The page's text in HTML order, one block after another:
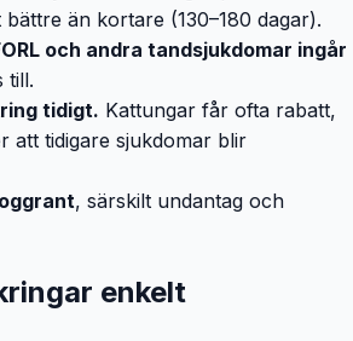
än kortare (130–180 dagar).
och andra tandsjukdomar ingår
till.
tidigt. Kattungar får ofta rabatt,
att tidigare sjukdomar blir
, särskilt undantag och
enkelt